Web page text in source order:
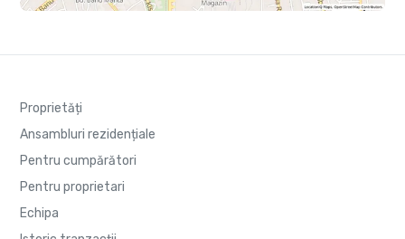
Proprietăți
Ansambluri rezidențiale
Pentru cumpărători
Pentru proprietari
Echipa